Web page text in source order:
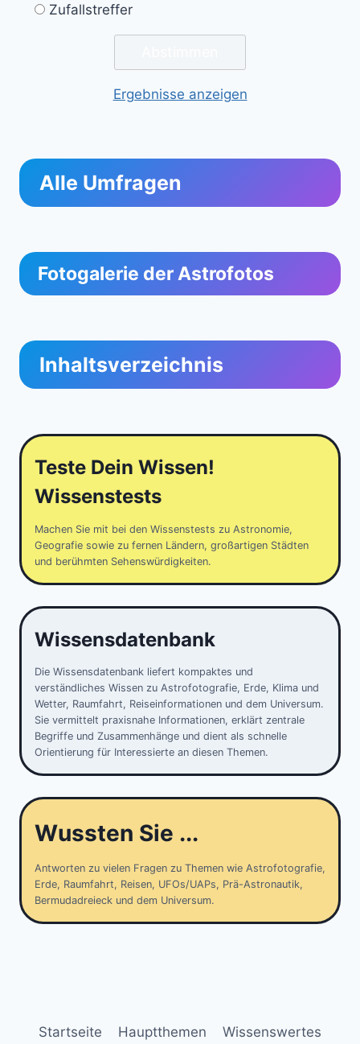
Zufallstreffer
Ergebnisse anzeigen
Alle Umfragen
Fotogalerie der Astrofotos
Inhaltsverzeichnis
Teste Dein Wissen!
Wissenstests
Machen Sie mit bei den Wissenstests zu Astronomie,
Geografie sowie zu fernen Ländern, großartigen Städten
und berühmten Sehenswürdigkeiten.
Wissensdatenbank
Die Wissensdatenbank liefert kompaktes und
verständliches Wissen zu Astrofotografie, Erde, Klima und
Wetter, Raumfahrt, Reiseinformationen und dem Universum.
Sie vermittelt praxisnahe Informationen, erklärt zentrale
Begriffe und Zusammenhänge und dient als schnelle
Orientierung für Interessierte an diesen Themen.
Wussten Sie ...
Antworten zu vielen Fragen zu Themen wie Astrofotografie,
Erde, Raumfahrt, Reisen, UFOs/UAPs, Prä-Astronautik,
Bermudadreieck und dem Universum.
Startseite Hauptthemen Wissenswertes